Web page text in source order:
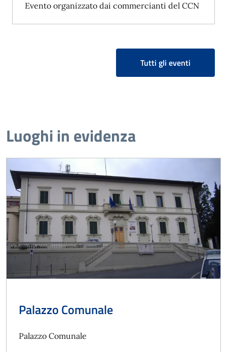
Evento organizzato dai commercianti del CCN
Tutti gli eventi
Luoghi in evidenza
Palazzo Comunale
Palazzo Comunale